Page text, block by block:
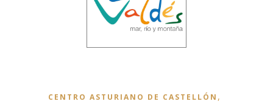
CENTRO ASTURIANO DE CASTELLÓN ,
Comentarios